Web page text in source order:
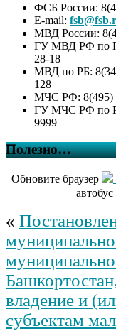
ФСБ России:
E-mail:
МВД России:
ГУ МВД РФ по
28-18
МВД по РБ:
128
МЧС РФ: 8(495)
ГУ МЧС РФ по
9999
Полезно…
Обновите браузер
автобус
«
владение и
субъектам